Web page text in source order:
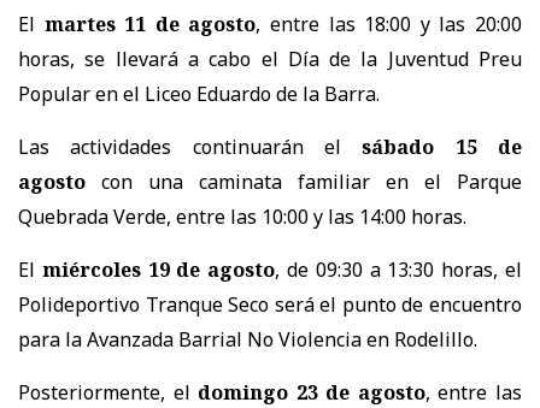
El martes 11 de agosto, entre las 18:00 y las 20:00
horas, se llevará a cabo el Día de la Juventud Preu
Popular en el Liceo Eduardo de la Barra.
Las actividades continuarán el
sábado 15 de
agosto con una caminata familiar en el Parque
Quebrada Verde, entre las 10:00 y las 14:00 horas.
El miércoles 19 de agosto, de 09:30 a 13:30 horas, el
Polideportivo Tranque Seco será el punto de encuentro
para la Avanzada Barrial No Violencia en Rodelillo.
Posteriormente, el domingo 23 de agosto, entre las